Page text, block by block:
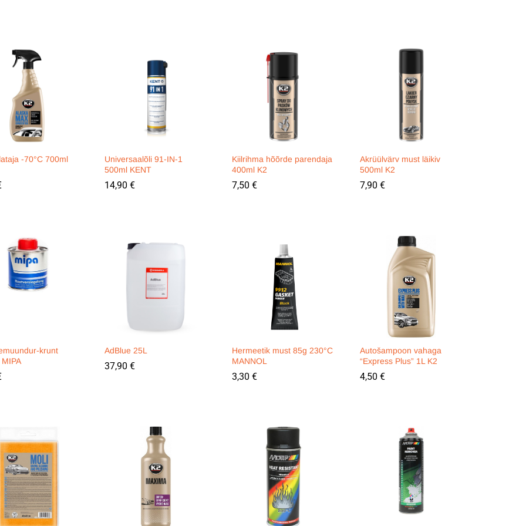
-70°C 700ml
Universaalõli 91-IN-1
500ml KENT
14,90 €
14,90 €
Kiilrihma hõõrde parendaja
400ml K2
7,50 €
7,50 €
Akrüülvärv must läikiv
500ml K2
7,90 €
7,90 €
krunt
AdBlue 25L
37,90 €
37,90 €
Hermeetik must 85g 230°C
MANNOL
3,30 €
3,30 €
Autošampoon vahaga
“Express Plus” 1L K2
4,50 €
4,50 €